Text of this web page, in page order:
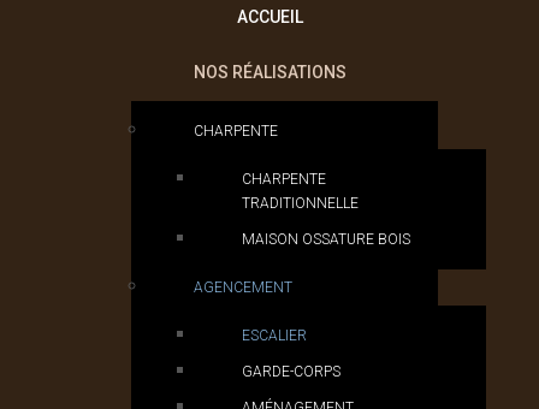
ACCUEIL
NOS RÉALISATIONS
CHARPENTE
CHARPENTE
TRADITIONNELLE
MAISON OSSATURE BOIS
AGENCEMENT
ESCALIER
GARDE-CORPS